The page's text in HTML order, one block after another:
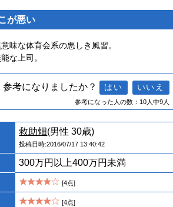
が悪い
味な体育会系の悪しき風習。
な上司。
参考になりましたか？
参考になった人の数：10人中9人
救助畑(男性 30歳)
投稿日時:2016/07/17 13:40:42
300万円以上400万円未満
[4点]
[4点]